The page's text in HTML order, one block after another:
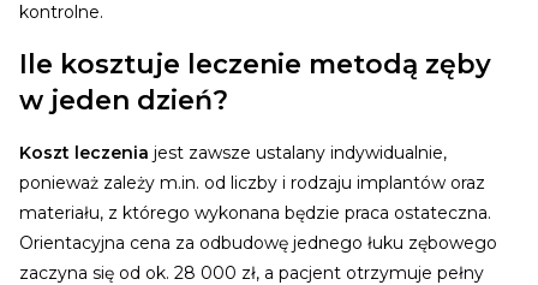
kontrolne.
Ile kosztuje leczenie metodą zęby
w jeden dzień?
Koszt leczenia jest zawsze ustalany indywidualnie,
ponieważ zależy m.in. od liczby i rodzaju implantów oraz
materiału, z którego wykonana będzie praca ostateczna.
Orientacyjna cena za odbudowę jednego łuku zębowego
zaczyna się od ok. 28 000 zł, a pacjent otrzymuje pełny